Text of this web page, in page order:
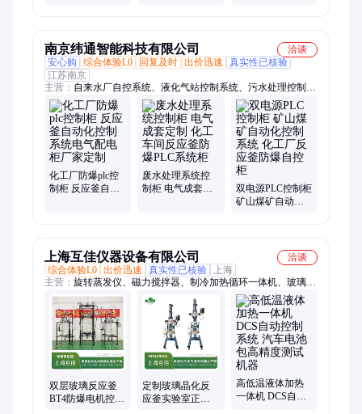
南京纬通智能科技有限公司
洽谈
安心购
综合体验L0 回复及时 出价迅速
真实性已核验
江苏南京
主营： 自来水厂自控系统、液化气站控制系统、污水处理控制系
统、PLC控制柜、废水处理控制柜、变频控制柜、软启动控制
柜、自动化控制柜、风机变频控制柜、水泵变频控制柜、电机变
频控制柜、恒压供水PLC控制柜、泵站自控系统、闸门控制系
统、自动化控制系统、车棚自动喷淋系统、车棚自动喷淋装置、
机器人码垛、机器人上下料、机器人搬运、码垛机、拆垛机、机
器人喷涂、机器人打磨、机械臂码垛
化工厂防爆plc控
制柜 反应釜自动
废水处理系统控
制柜 电气成套定
双电源PLC控制柜
矿山煤矿自动化
上海互佳仪器设备有限公司
洽谈
综合体验L0 出价迅速 真实性已核验
上海
主营： 旋转蒸发仪、磁力搅拌器、制冷加热循环一体机、玻璃反
应釜、水热合成反应釜、低温冷却液循环泵、高温恒温油浴锅、
循环水真空泵、玻璃仪器气流烘干器、恒温油水浴锅、四氟搅拌
双层玻璃反应釜
BT4防爆电机控制
定制玻璃晶化反
应釜实验室正负
高低温液体加热
一体机 DCS自动